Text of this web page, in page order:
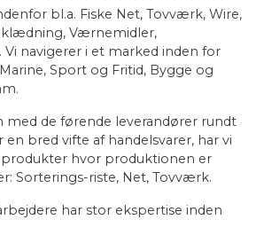
bl.a. Fiske Net, Tovværk, Wire,
Værnemidler,
navigerer i et marked inden for
Marine, Sport og Fritid, Bygge og
med de førende leverandører rundt
en bred vifte af handelsvarer, har vi
produkter hvor produktionen er
Sorterings-riste, Net, Tovværk.
har stor ekspertise inden